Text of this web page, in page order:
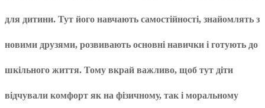
для дитини. Тут його навчають самостійності, знайомлять з
новими друзями, розвивають основні навички і готують до
шкільного життя. Тому вкрай важливо, щоб тут діти
відчували комфорт як на фізичному, так і моральному